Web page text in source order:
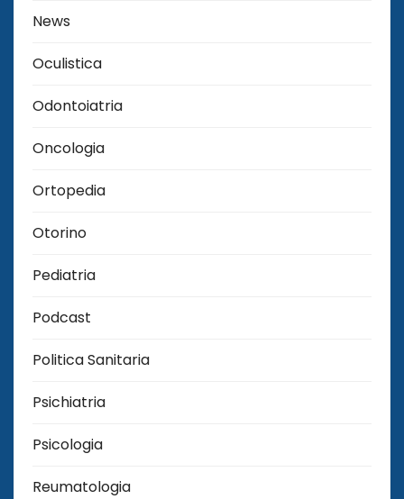
News
Oculistica
Odontoiatria
Oncologia
Ortopedia
Otorino
Pediatria
Podcast
Politica Sanitaria
Psichiatria
Psicologia
Reumatologia